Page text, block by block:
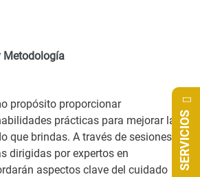
Metodología
propósito proporcionar
prácticas para mejorar la
que brindas. A través de sesiones
dirigidas por expertos en
aspectos clave del cuidado
SERVICIOS